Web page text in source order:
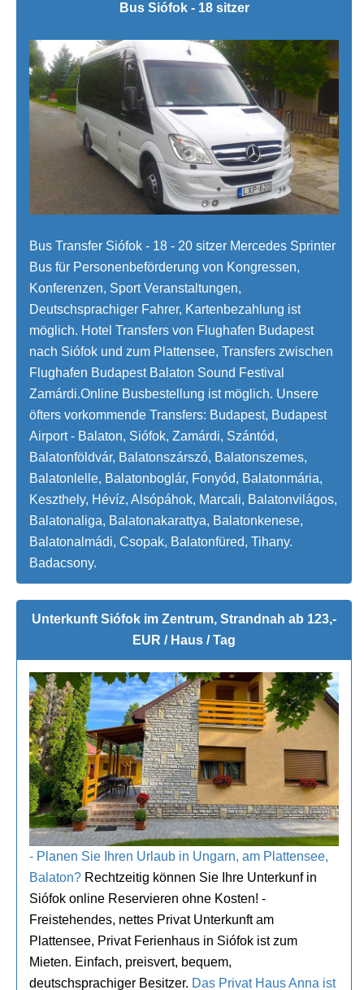
Bus Siófok - 18 sitzer
Bus Transfer Siófok - 18 - 20 sitzer Mercedes Sprinter
Bus für Personenbeförderung von Kongressen,
Konferenzen, Sport Veranstaltungen,
Deutschsprachiger Fahrer, Kartenbezahlung ist
möglich. Hotel Transfers von Flughafen Budapest
nach Siófok und zum Plattensee, Transfers zwischen
Flughafen Budapest Balaton Sound Festival
Zamárdi.Online Busbestellung ist möglich. Unsere
öfters vorkommende Transfers: Budapest, Budapest
Airport - Balaton, Siófok, Zamárdi, Szántód,
Balatonföldvár, Balatonszárszó, Balatonszemes,
Balatonlelle, Balatonboglár, Fonyód, Balatonmária,
Keszthely, Hévíz, Alsópáhok, Marcali, Balatonvilágos,
Balatonaliga, Balatonakarattya, Balatonkenese,
Balatonalmádi, Csopak, Balatonfüred, Tihany.
Badacsony.
Unterkunft Siófok im Zentrum, Strandnah ab 123,-
EUR / Haus / Tag
- Planen Sie Ihren Urlaub in Ungarn, am Plattensee,
Balaton? Rechtzeitig können Sie Ihre Unterkunf in
Siófok online Reservieren ohne Kosten! -
Freistehendes, nettes Privat Unterkunft am
Plattensee, Privat Ferienhaus in Siófok ist zum
Mieten. Einfach, preisvert, bequem,
deutschsprachiger Besitzer. Das Privat Haus Anna ist